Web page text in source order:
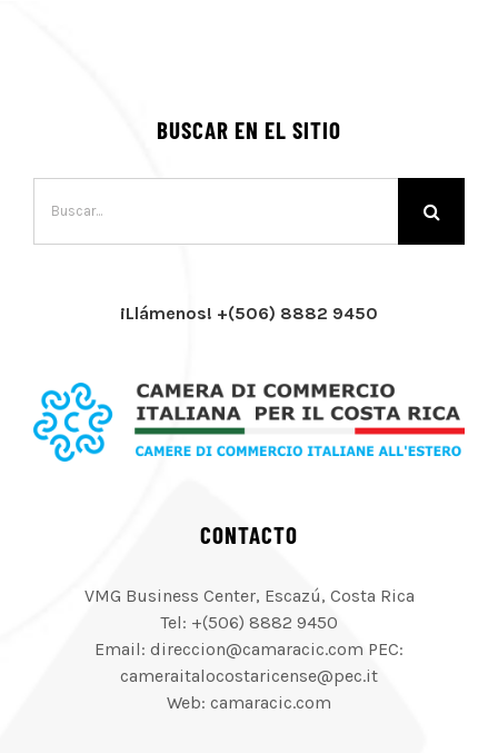
BUSCAR EN EL SITIO
¡Llámenos! +(506) 8882 9450
CONTACTO
VMG Business Center, Escazú, Costa Rica
Tel: +(506) 8882 9450
Email: direccion@camaracic.com PEC:
cameraitalocostaricense@pec.it
Web: camaracic.com